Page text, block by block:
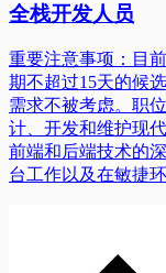
全栈开发人员
重要注意事项：目
期不超过15天的候
需求不被考虑。职
计、开发和维护现
前端和后端技术的
台工作以及在敏捷